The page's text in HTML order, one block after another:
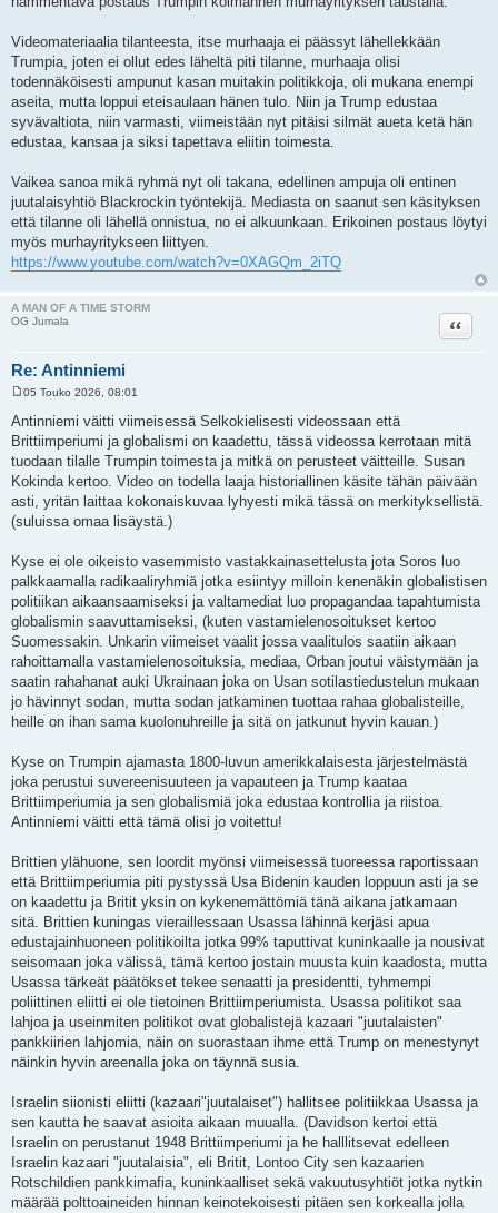
s
Videomateriaalia tilanteesta, itse murhaaja ei päässyt lähellekkään
Trumpia, joten ei ollut edes läheltä piti tilanne, murhaaja olisi
todennäköisesti ampunut kasan muitakin politikkoja, oli mukana enempi
aseita, mutta loppui eteisaulaan hänen tulo. Niin ja Trump edustaa
syvävaltiota, niin varmasti, viimeistään nyt pitäisi silmät aueta ketä hän
edustaa, kansaa ja siksi tapettava eliitin toimesta.
Vaikea sanoa mikä ryhmä nyt oli takana, edellinen ampuja oli entinen
juutalaisyhtiö Blackrockin työntekijä. Mediasta on saanut sen käsityksen
että tilanne oli lähellä onnistua, no ei alkuunkaan. Erikoinen postaus löytyi
myös murhayritykseen liittyen.
https://www.youtube.com/watch?v=0XAGQm_2iTQ
A MAN OF A TIME STORM
OG Jumala
Re: Antinniemi
Lainaa
e
s
i
05 Touko 2026, 08:01
Antinniemi väitti viimeisessä Selkokielisesti videossaan että
Brittiimperiumi ja globalismi on kaadettu, tässä videossa kerrotaan mitä
tuodaan tilalle Trumpin toimesta ja mitkä on perusteet väitteille. Susan
Kokinda kertoo. Video on todella laaja historiallinen käsite tähän päivään
asti, yritän laittaa kokonaiskuvaa lyhyesti mikä tässä on merkityksellistä.
(suluissa omaa lisäystä.)
Kyse ei ole oikeisto vasemmisto vastakkainasettelusta jota Soros luo
palkkaamalla radikaaliryhmiä jotka esiintyy milloin kenenäkin globalistisen
politiikan aikaansaamiseksi ja valtamediat luo propagandaa tapahtumista
globalismin saavuttamiseksi, (kuten vastamielenosoitukset kertoo
Suomessakin. Unkarin viimeiset vaalit jossa vaalitulos saatiin aikaan
rahoittamalla vastamielenosoituksia, mediaa, Orban joutui väistymään ja
saatin rahahanat auki Ukrainaan joka on Usan sotilastiedustelun mukaan
jo hävinnyt sodan, mutta sodan jatkaminen tuottaa rahaa globalisteille,
heille on ihan sama kuolonuhreille ja sitä on jatkunut hyvin kauan.)
Kyse on Trumpin ajamasta 1800-luvun amerikkalaisesta järjestelmästä
joka perustui suvereenisuuteen ja vapauteen ja Trump kaataa
Brittiimperiumia ja sen globalismiä joka edustaa kontrollia ja riistoa.
Antinniemi väitti että tämä olisi jo voitettu!
Brittien ylähuone, sen loordit myönsi viimeisessä tuoreessa raportissaan
että Brittiimperiumia piti pystyssä Usa Bidenin kauden loppuun asti ja se
on kaadettu ja Britit yksin on kykenemättömiä tänä aikana jatkamaan
sitä. Brittien kuningas vieraillessaan Usassa lähinnä kerjäsi apua
edustajainhuoneen politikoilta jotka 99% taputtivat kuninkaalle ja nousivat
seisomaan joka välissä, tämä kertoo jostain muusta kuin kaadosta, mutta
Usassa tärkeät päätökset tekee senaatti ja presidentti, tyhmempi
poliittinen eliitti ei ole tietoinen Brittiimperiumista. Usassa politikot saa
lahjoa ja useinmiten politikot ovat globalistejä kazaari "juutalaisten"
pankkiirien lahjomia, näin on suorastaan ihme että Trump on menestynyt
näinkin hyvin areenalla joka on täynnä susia.
Israelin siionisti eliitti (kazaari"juutalaiset") hallitsee politiikkaa Usassa ja
sen kautta he saavat asioita aikaan muualla. (Davidson kertoi että
Israelin on perustanut 1948 Brittiimperiumi ja he halllitsevat edelleen
Israelin kazaari "juutalaisia", eli Britit, Lontoo City sen kazaarien
Rotschildien pankkimafia, kuninkaalliset sekä vakuutusyhtiöt jotka nytkin
määrää polttoaineiden hinnan keinotekoisesti pitäen sen korkealla jolla